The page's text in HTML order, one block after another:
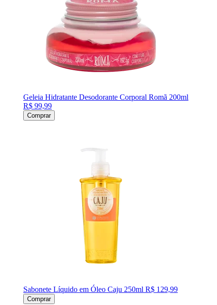
Geleia Hidratante Desodorante Corporal Romã 200ml
R$ 99,99
Comprar
Sabonete Líquido em Óleo Caju 250ml R$ 129,99
Comprar